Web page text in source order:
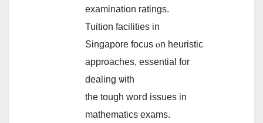
examination ratings.
Tuition facilities іn
Singapore focus ⲟn heuristic
аpproaches, essential fοr
dealing ѡith
tһe tough woгd issues in
mathematics exams.